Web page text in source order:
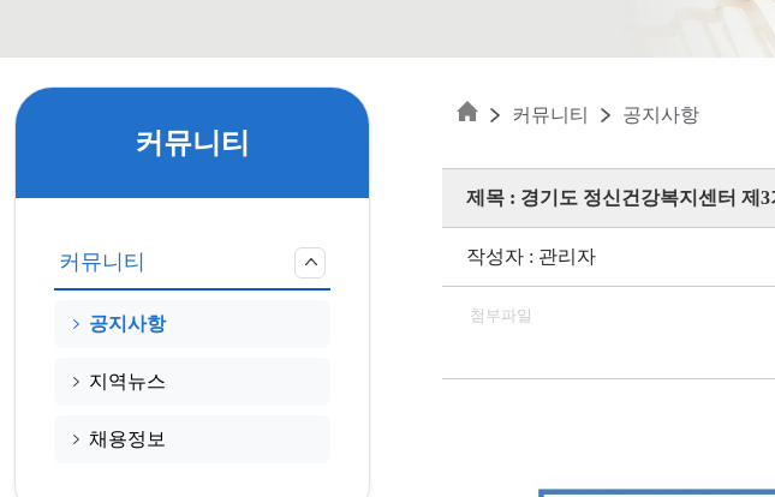
커뮤니티
커뮤니티
공지사항
지역뉴스
채용정보
커뮤니티 공지사항
제목 : 경기도 정신건강복지센터 제
작성자 : 관리자
첨부파일